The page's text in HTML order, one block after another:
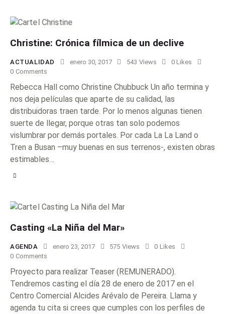
Christine: Crónica fílmica de un declive
ACTUALIDAD enero 30, 2017 543 Views 0 Likes
0 Comments
Rebecca Hall como Christine Chubbuck Un año termina y
nos deja películas que aparte de su calidad, las
distribuidoras traen tarde. Por lo menos algunas tienen
suerte de llegar, porque otras tan solo podemos
vislumbrar por demás portales. Por cada La La Land o
Tren a Busan –muy buenas en sus terrenos-, existen obras
estimables…
Casting «La Niña del Mar»
AGENDA enero 23, 2017 575 Views 0 Likes
0 Comments
Proyecto para realizar Teaser (REMUNERADO).
Tendremos casting el día 28 de enero de 2017 en el
Centro Comercial Alcides Arévalo de Pereira. Llama y
agenda tu cita si crees que cumples con los perfiles de